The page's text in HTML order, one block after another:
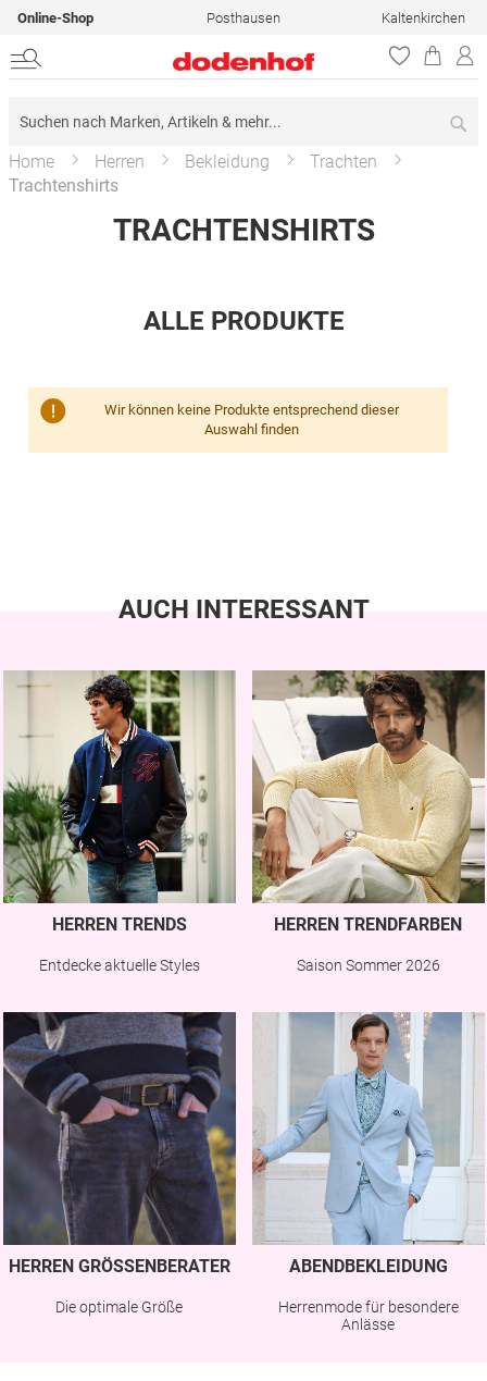
Online-Shop Posthausen Kaltenkirchen
Home Herren Bekleidung
Trachten
Trachtenshirts
TRACHTENSHIRTS
ALLE PRODUKTE
Wir können keine Produkte entsprechend dieser
Auswahl finden
AUCH INTERESSANT
HERREN TRENDS
Entdecke aktuelle Styles
HERREN TRENDFARBEN
Saison Sommer 2026
HERREN GRÖSSENBERATER
Die optimale Größe
ABENDBEKLEIDUNG
Herrenmode für besondere
Anlässe